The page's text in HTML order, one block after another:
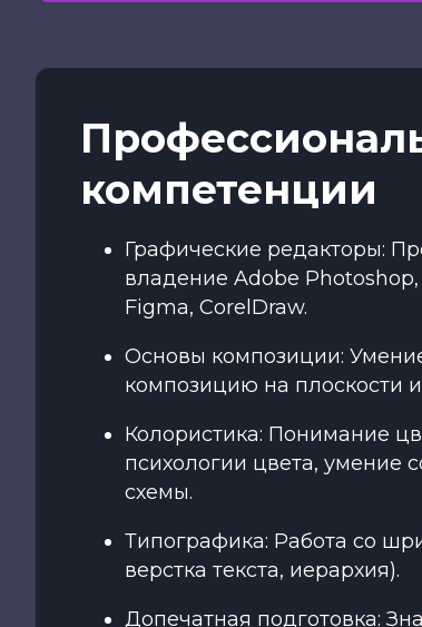
компетенции
Графические редакторы:
владение Adobe
Figma, CorelDraw.
Основы композиции:
композицию на плоскости
Колористика: Понимание
психологии цвета, умение
схемы.
Типографика: Работа со
верстка текста, иерархия).
Допечатная подготовка: